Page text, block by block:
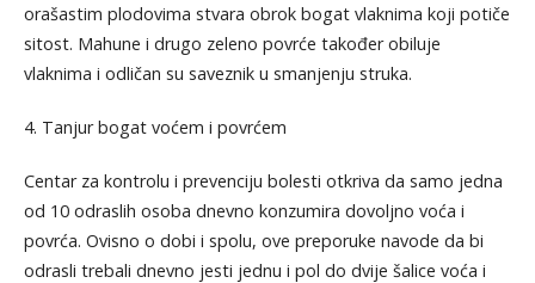
orašastim plodovima stvara obrok bogat vlaknima koji potiče
sitost. Mahune i drugo zeleno povrće također obiluje
vlaknima i odličan su saveznik u smanjenju struka.
4. Tanjur bogat voćem i povrćem
Centar za kontrolu i prevenciju bolesti otkriva da samo jedna
od 10 odraslih osoba dnevno konzumira dovoljno voća i
povrća. Ovisno o dobi i spolu, ove preporuke navode da bi
odrasli trebali dnevno jesti jednu i pol do dvije šalice voća i